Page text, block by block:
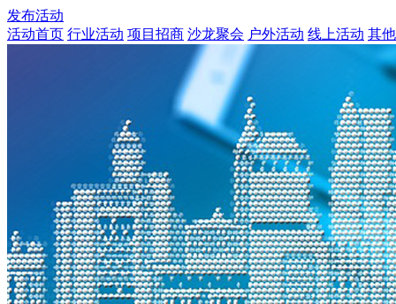
发布活动
活动首页 行业活动 项目招商 沙龙聚会 户外活动 线上活动 其他